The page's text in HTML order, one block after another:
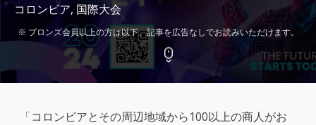
コロンビア, 国際大会
※ ブロンズ会員以上の方は以下、記事を広告なしでお読みいただけます。
「コロンビアとその周辺地域から100以上の商人がお